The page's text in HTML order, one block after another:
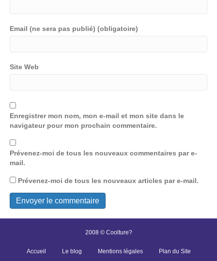
Email (ne sera pas publié) (obligatoire)
Site Web
Enregistrer mon nom, mon e-mail et mon site dans le
navigateur pour mon prochain commentaire.
Prévenez-moi de tous les nouveaux commentaires par e-
mail.
Prévenez-moi de tous les nouveaux articles par e-mail.
2008 © Coolture?
Accueil Le blog Mentions légales Plan du Site